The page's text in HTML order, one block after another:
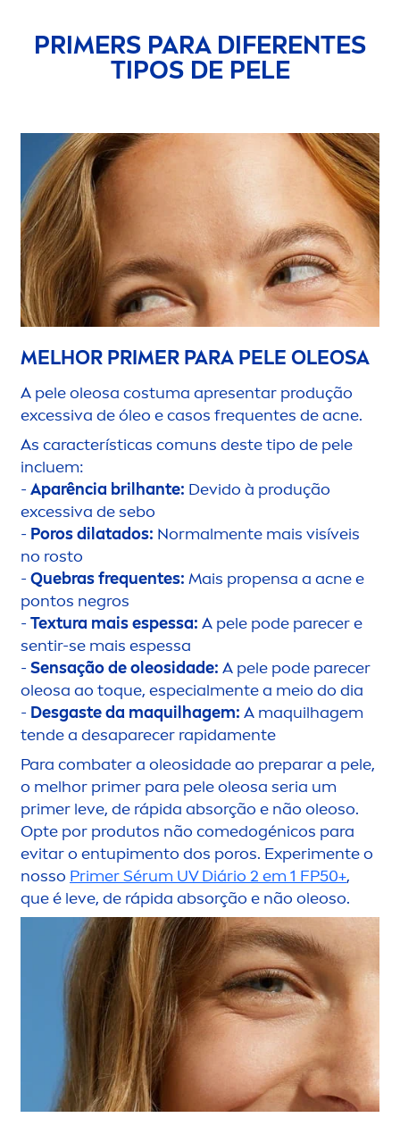
PRIMERS PARA DIFERENTES
TIPOS DE PELE
MELHOR PRIMER PARA PELE OLEOSA
A pele oleosa costuma apresentar produção
excessiva de óleo e casos frequentes de acne.
As características comuns deste tipo de pele
incluem:
- Aparência brilhante: Devido à produção
excessiva de sebo
- Poros dilatados: Normalmente mais visíveis
no rosto
- Quebras frequentes: Mais propensa a acne e
pontos negros
- Textura mais espessa: A pele pode parecer e
sentir-se mais espessa
- Sensação de oleosidade: A pele pode parecer
oleosa ao toque, especialmente a meio do dia
- Desgaste da maquilhagem: A maquilhagem
tende a desaparecer rapidamente
Para combater a oleosidade ao preparar a pele,
o melhor primer para pele oleosa seria um
primer leve, de rápida absorção e não oleoso.
Opte por produtos não comedogénicos para
evitar o entupimento dos poros. Experimente o
nosso Primer Sérum UV Diário 2 em 1 FP50+,
que é leve, de rápida absorção e não oleoso.